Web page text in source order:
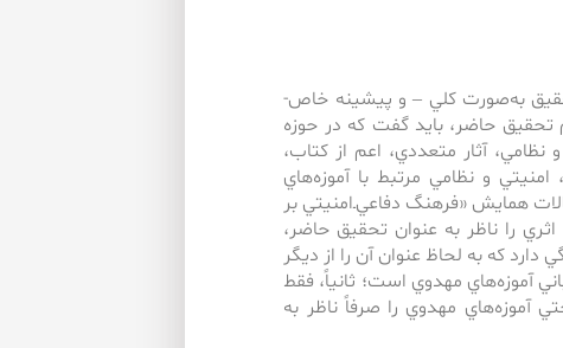
به‌صورت كلي – ‌و پيشينه خاص‌-‌
تحقيق حاضر، بايد گفت ‌كه‌ در حوزه
آثار متعددي، اعم از كتاب،
و نظامي مرتبط با آموزه‌هاي
همايش «فرهنگ دفاعي‌ـ‌امنيتي بر
را ناظر به‌ عنوان تحقيق حاضر،
كه ‌به ‌لحاظ عنوان آن را از ديگر
آموزه‌هاي مهدوي است؛ ثانياً، فقط
آموزه‌هاي مهدوي را صرفاً ناظر به